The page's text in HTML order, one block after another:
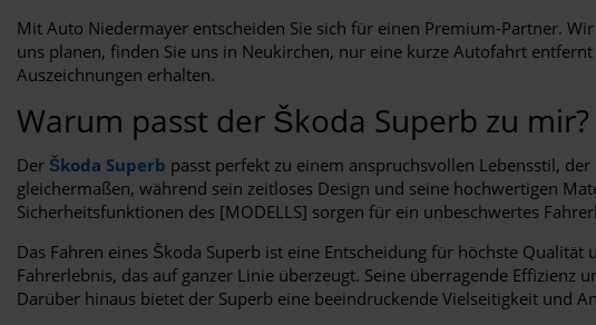
Mit Auto Niedermayer entscheiden Sie sich für einen Premium-Partner.
uns planen, finden Sie uns in Neukirchen, nur eine kurze Autofahrt
Auszeichnungen erhalten.
Warum passt der Škoda Superb zu mir?
Der Škoda Superb passt perfekt zu einem anspruchsvollen Lebensstil,
gleichermaßen, während sein zeitloses Design und seine hochwertigen
Sicherheitsfunktionen des [MODELLS] sorgen für ein unbeschwertes
Das Fahren eines Škoda Superb ist eine Entscheidung für höchste
Fahrerlebnis, das auf ganzer Linie überzeugt. Seine überragende
Darüber hinaus bietet der Superb eine beeindruckende Vielseitigkeit und